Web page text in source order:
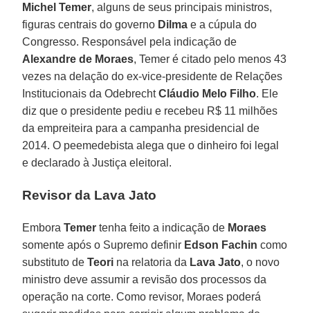
Michel Temer, alguns de seus principais ministros,
figuras centrais do governo Dilma e a cúpula do
Congresso. Responsável pela indicação de
Alexandre de Moraes, Temer é citado pelo menos 43
vezes na delação do ex-vice-presidente de Relações
Institucionais da OdebrechtCláudio Melo Filho. Ele
diz que o presidente pediu e recebeu R$ 11 milhões
da empreiteira para a campanha presidencial de
2014. O peemedebista alega que o dinheiro foi legal
e declarado à Justiça eleitoral.
Revisor da Lava Jato
EmboraTemer tenha feito a indicação de Moraes
somente após o Supremo definir Edson Fachin como
substituto deTeori na relatoria da Lava Jato, o novo
ministro deve assumir a revisão dos processos da
operação na corte. Como revisor, Moraes poderá